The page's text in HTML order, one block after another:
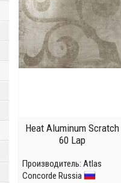
Heat Aluminum Scratch
60 Lap
Производитель: Atlas
Concorde Russia